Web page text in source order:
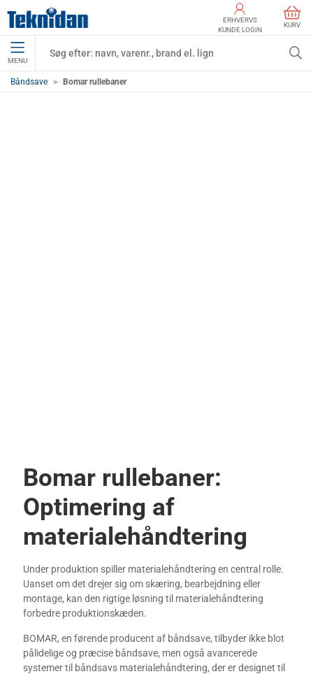
ERHVERVS
KUNDE LOGIN
KURV
MENU
Båndsave Bomar rullebaner
Bomar rullebaner:
Optimering af
materialehåndtering
Under produktion spiller materialehåndtering en central rolle.
Uanset om det drejer sig om skæring, bearbejdning eller
montage, kan den rigtige løsning til materialehåndtering
forbedre produktionskæden.
BOMAR, en førende producent af båndsave, tilbyder ikke blot
pålidelige og præcise båndsave, men også avancerede
systemer til båndsavs materialehåndtering, der er designet til